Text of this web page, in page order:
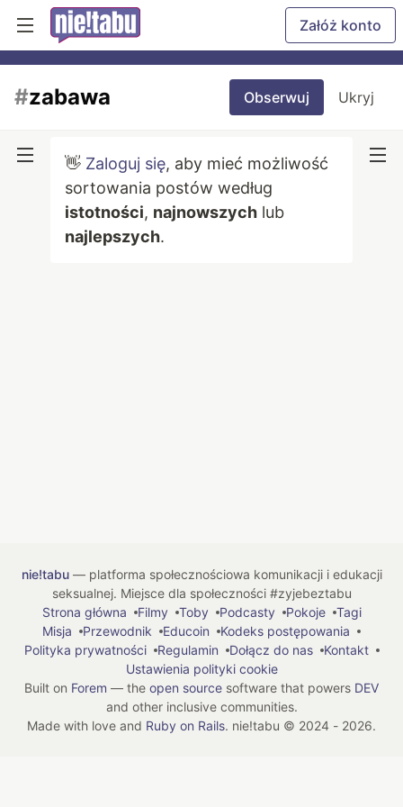
Załóż konto
#zabawa Obserwuj Ukryj
👋 Zaloguj się, aby mieć możliwość
sortowania postów według
istotności, najnowszych lub
najlepszych.
nie!tabu— platforma społecznościowa komunikacji i edukacji
seksualnej. Miejsce dla społeczności #zyjebeztabu
Strona główna
Filmy Toby Podcasty Pokoje
Tagi
Misja
Przewodnik Educoin
Kodeks postępowania
Polityka prywatności
Regulamin Dołącz do nas
Kontakt
Ustawienia polityki cookie
Built on Forem — the open source software that powers DEV
and other inclusive communities.
Made with love and Ruby on Rails. nie!tabu © 2024 - 2026.